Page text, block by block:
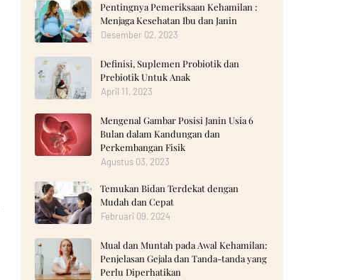
Pentingnya Pemeriksaan Kehamilan :
Menjaga Kesehatan Ibu dan Janin
Desember 02, 2023
Definisi, Suplemen Probiotik dan
Prebiotik Untuk Anak
April 11, 2023
Mengenal Gambar Posisi Janin Usia 6
Bulan dalam Kandungan dan
Perkembangan Fisik
Agustus 03, 2023
Temukan Bidan Terdekat dengan
Mudah dan Cepat
Februari 09, 2024
Mual dan Muntah pada Awal Kehamilan:
Penjelasan Gejala dan Tanda-tanda yang
Perlu Diperhatikan